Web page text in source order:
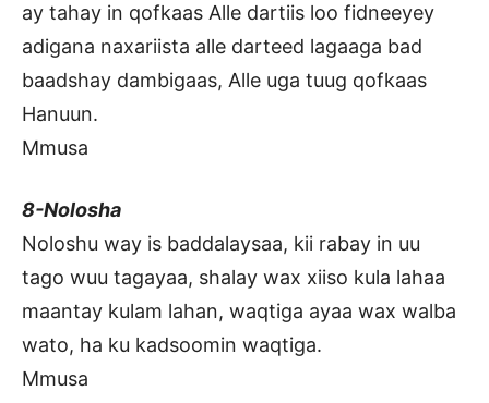
ay tahay in qofkaas Alle dartiis loo fidneeyey
adigana naxariista alle darteed lagaaga bad
baadshay dambigaas, Alle uga tuug qofkaas
Hanuun.
Mmusa
8-Nolosha
Noloshu way is baddalaysaa, kii rabay in uu
tago wuu tagayaa, shalay wax xiiso kula lahaa
maantay kulam lahan, waqtiga ayaa wax walba
wato, ha ku kadsoomin waqtiga.
Mmusa